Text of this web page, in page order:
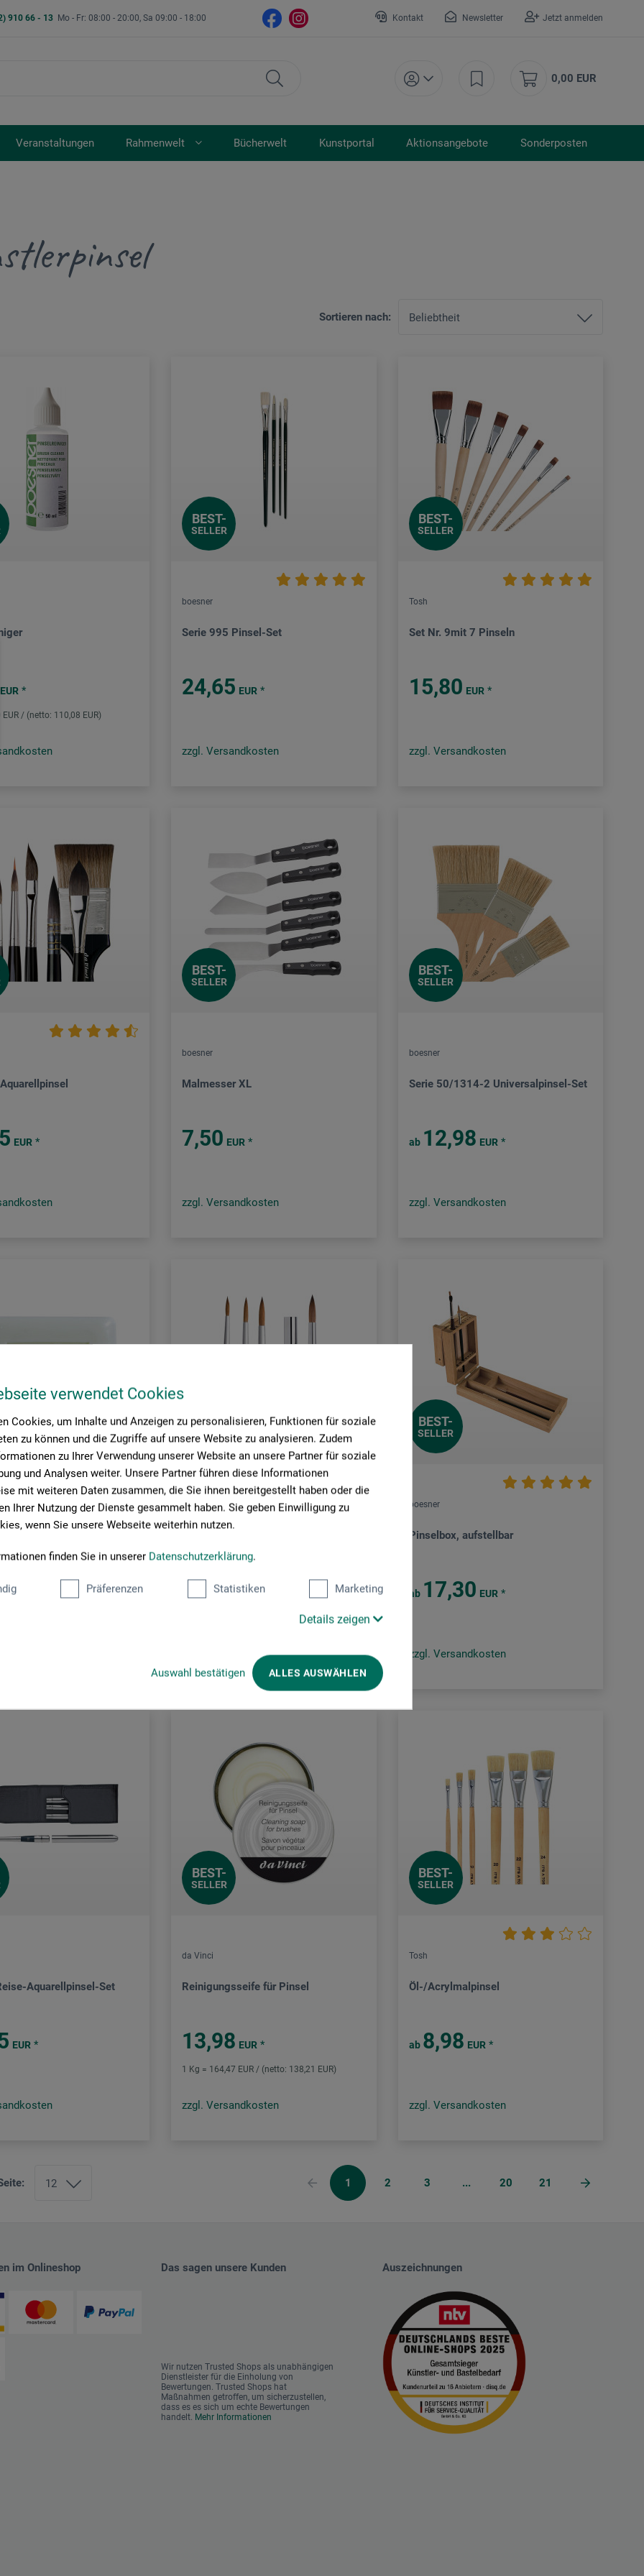
verwendet Cookies
Cookies, um Inhalte und Anzeigen zu personalisieren, Funktionen für soziale
zu können und die Zugriffe auf unsere Website zu analysieren. Zudem
zu Ihrer Verwendung unserer Website an unsere Partner für soziale
und Analysen weiter. Unsere Partner führen diese Informationen
mit weiteren Daten zusammen, die Sie ihnen bereitgestellt haben oder die
Ihrer Nutzung der Dienste gesammelt haben. Sie geben Einwilligung zu
wenn Sie unsere Webseite weiterhin nutzen.
finden Sie in unserer Datenschutzerklärung.
Präferenzen Statistiken Marketing
Details zeigen
Auswahl bestätigen ALLES AUSWÄHLEN
910 66 - 13 Mo - Fr: 08:00 - 20:00, Sa 09:00 - 18:00 Kontakt Newsletter Jetzt anmelden
0,00 EUR
Veranstaltungen Rahmenwelt Bücherwelt Kunstportal Aktionsangebote Sonderposten
Sortieren nach:
EUR *
/ (netto: 110,08 EUR)
BEST-
SELLER
boesner
Serie 995 Pinsel-Set
24,65 EUR *
zzgl. Versandkosten
BEST-
SELLER
Tosh
Set Nr. 9mit 7 Pinseln
15,80 EUR *
zzgl. Versandkosten
EUR *
BEST-
SELLER
boesner
Malmesser XL
7,50 EUR *
zzgl. Versandkosten
BEST-
SELLER
boesner
Serie 50/1314-2 Universalpinsel-Set
ab 12,98 EUR *
zzgl. Versandkosten
EUR
BEST-
SELLER
boesner
8,45 EUR *
zzgl. Versandkosten
BEST-
SELLER
boesner
Pinselbox, aufstellbar
ab 17,30 EUR *
zzgl. Versandkosten
Aquarellpinsel-Set
EUR *
BEST-
SELLER
da Vinci
Reinigungsseife für Pinsel
13,98 EUR *
1 Kg = 164,47 EUR / (netto: 138,21 EUR)
zzgl. Versandkosten
BEST-
SELLER
Tosh
Öl-/Acrylmalpinsel
ab 8,98 EUR *
zzgl. Versandkosten
1 2 3 ... 20 21
im Onlineshop Das sagen unsere Kunden
Wir nutzen Trusted Shops als unabhängigen
Dienstleister für die Einholung von
Bewertungen. Trusted Shops hat
Maßnahmen getroffen, um sicherzustellen,
dass es es sich um echte Bewertungen
handelt. Mehr Informationen
Auszeichnungen